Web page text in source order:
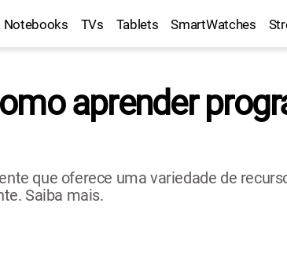
Notebooks TVs Tablets SmartWatches
aprender
que oferece uma variedade de
Saiba mais.